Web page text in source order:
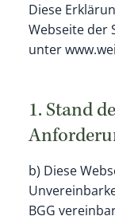
Diese
Webseite der
unter
1. Stand
b) Diese
BGG